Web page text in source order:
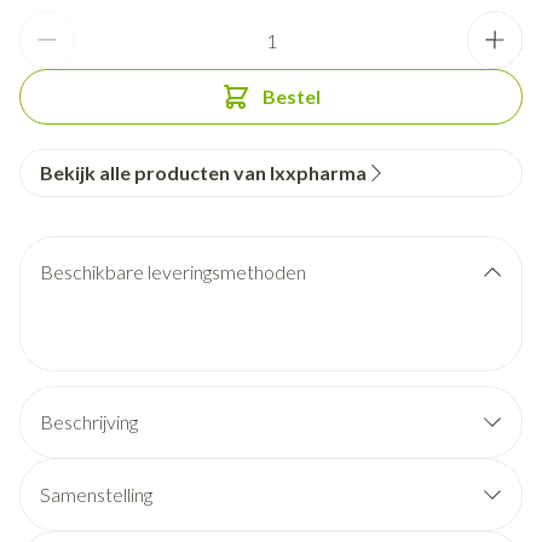
Bestel
Bekijk alle producten van Ixxpharma
Beschikbare leveringsmethoden
Beschrijving
Samenstelling